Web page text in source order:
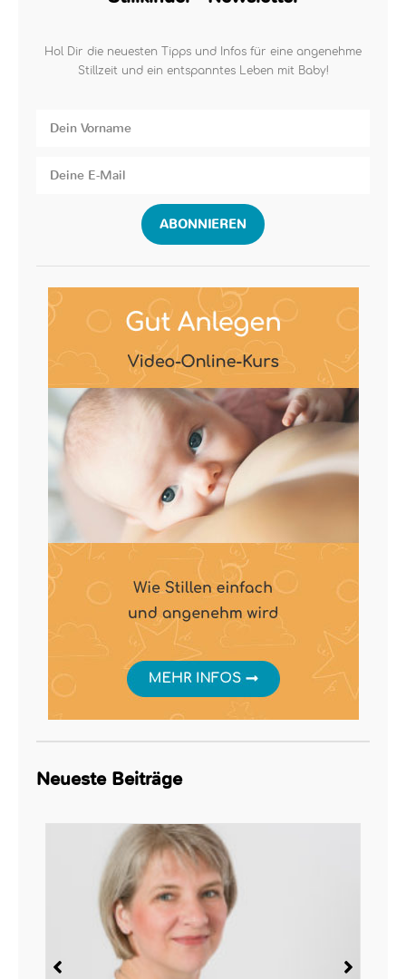
Hol Dir die neuesten Tipps und Infos für eine angenehme
Stillzeit und ein entspanntes Leben mit Baby!
ABONNIEREN
Neueste Beiträge